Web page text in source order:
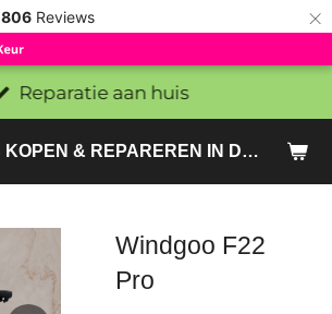
806 Reviews ×
FATBIKES KOPEN & REPAREREN IN DEN HAAG EN ZOETERMEER - SACHE BIKES
Reparatie aan huis
Windgoo F22
Pro